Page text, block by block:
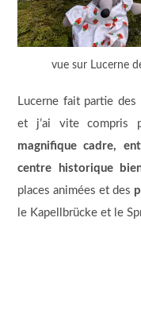
vue sur Lucerne
Lucerne fait partie
et j’ai vite compris
magnifique cadre,
centre historique
places animées et des
le Kapellbrücke et le